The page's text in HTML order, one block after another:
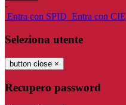
-
Entra con SPID Entra con CIE
Seleziona utente
button close ×
Recupero password